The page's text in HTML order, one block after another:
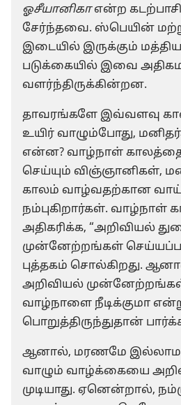
ஓசீயானிகாஎன்ற
சேர்ந்தவை. ஸ்பெயின்
இடையில் இருக்கும்
படுக்கையில் இவை
வளர்ந்திருக்கின்றன.
தாவரங்களே இவ்வளவு
உயிர் வாழும்போது,
என்ன? வாழ்நாள்
செய்யும் விஞ்ஞானிகள்,
காலம் வாழ்வதற்கான
நம்புகிறார்கள். வாழ்நாள்
அதிகரிக்க, “அறிவியல்
முன்னேற்றங்கள்
புத்தகம் சொல்கிறது.
அறிவியல்
வாழ்நாளை நீடிக்குமா
பொறுத்திருந்துதான்
ஆனால், மரணமே
வாழும் வாழ்க்கையை
முடியாது. ஏனென்றால்,